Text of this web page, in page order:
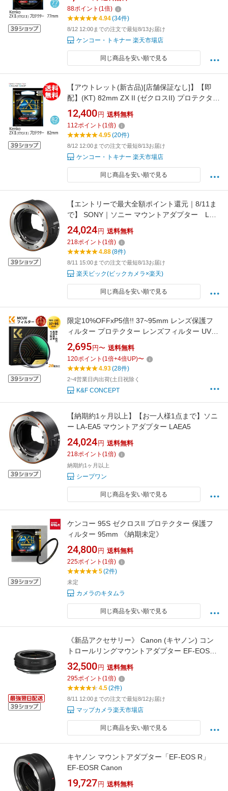
フィルター プロテクトフィルター 日本製＼お
得な店内クーポン配布中／
88ポイント (1倍)
4.94(34件)
8/12 12:00までの注文で最短8/13お届け
ケンコー・トキナー 楽天市場店
同じ商品を安い順で見る
【アウトレット(新古品)[店舗保証なし]】【即
配】(KT) 82mm ZX II (ゼクロスII) プロテクター
ケンコー KENKO 【ネコポス便送料無料】保護
フィルター プロテクトフィルター 日本製＼お
得な店内クーポン配布中／
12,400 円 送料無料
112ポイント (1倍)
4.95(20件)
8/12 12:00までの注文で最短8/13お届け
ケンコー・トキナー 楽天市場店
同じ商品を安い順で見る
【エントリーで最大全額ポイント還元｜8/11ま
で】 SONY｜ソニー マウントアダプター LA-
EA5 【ボディ側：ソニーE/レンズ側：ソニー
A】
24,024 円 送料無料
218ポイント (1倍)
4.88(8件)
8/11 15:00までの注文で最短8/13お届け
楽天ビック(ビックカメラ×楽天)
同じ商品を安い順で見る
限定10%OFFxP5倍!! 37~95mm レンズ保護フ
ィルター プロテクター レンズフィルター UV
レンズ保護用 AGC光学ガラス HD超解像力 高透
過率 低い反射率 極薄 28層ナノコーティング 撥
水防汚 キズ防止 紫外線吸収 レンズ保護用
MCUVフィルター（NANO-Xシリーズ）
2,695 円〜 送料無料
120ポイント (1倍+4倍UP)〜
4.93(28件)
2~4営業日内出荷(土日祝除く
K&F CONCEPT
【納期約1ヶ月以上】【お一人様1点まで】ソニ
ー LA-EA5 マウントアダプター LAEA5
24,024 円 送料無料
218ポイント (1倍)
納期約1ヶ月以上
シープワン
同じ商品を安い順で見る
ケンコー 95S ゼクロスII プロテクター 保護フ
ィルター 95mm 《納期未定》
24,800 円 送料無料
225ポイント (1倍)
5(2件)
未定
カメラのキタムラ
同じ商品を安い順で見る
《新品アクセサリー》 Canon (キヤノン) コン
トロールリングマウントアダプター EF-EOS
R【KK9N0D18P】
32,500 円 送料無料
295ポイント (1倍)
4.5(2件)
8/11 12:00までの注文で最短8/12お届け
マップカメラ楽天市場店
同じ商品を安い順で見る
キヤノン マウントアダプター「EF-EOS R」
EF-EOSR Canon
19,727 円 送料無料